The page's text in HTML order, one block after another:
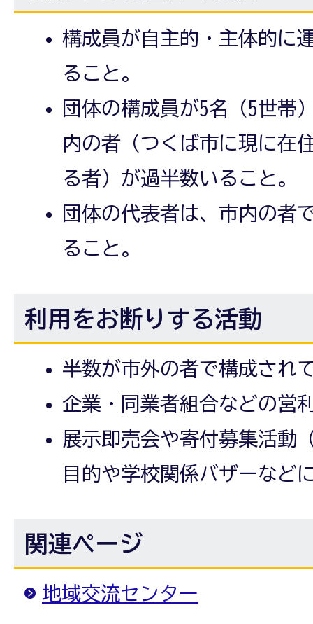
構成員が自主的・主体的に
ること。
団体の構成員が5名（5世帯
内の者（つくば市に現に在
る者）が過半数いること。
団体の代表者は、市内の者
ること。
利用をお断りする活動
半数が市外の者で構成され
企業・同業者組合などの営
展示即売会や寄付募集活動
目的や学校関係バザーなど
関連ページ
地域交流センター